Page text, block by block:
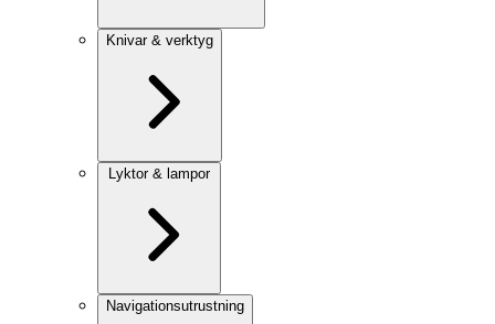
Knivar & verktyg
Lyktor & lampor
Navigationsutrustning